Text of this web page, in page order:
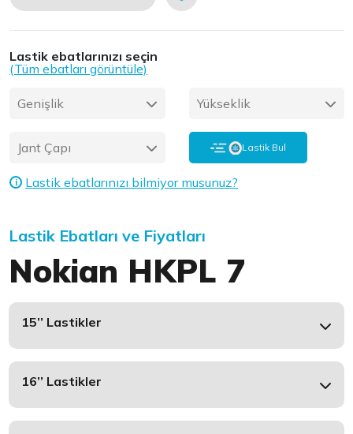
Lastik ebatlarınızı seçin
(Tüm ebatları görüntüle)
Genişlik Yükseklik
Jant Çapı Lastik Bul
i Lastik ebatlarınızı bilmiyor musunuz?
Lastik Ebatları ve Fiyatları
Nokian HKPL 7
15’’ Lastikler
16’’ Lastikler